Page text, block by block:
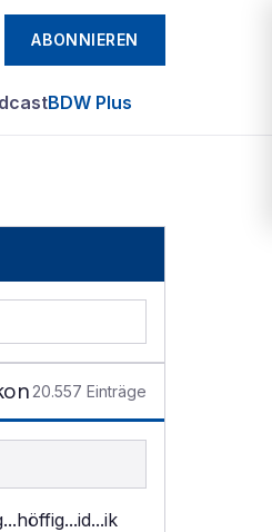
ABONNIEREN
BDW Plus
20.557 Einträge
...höffig...id...ik